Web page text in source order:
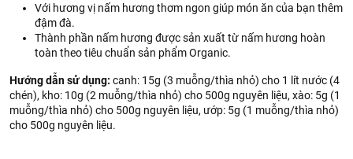
Với hương vị nấm hương thơm ngon giúp món ăn của bạn thêm
đậm đà.
Thành phần nấm hương được sản xuất từ nấm hương hoàn
toàn theo tiêu chuẩn sản phẩm Organic.
Hướng dẫn sử dụng: canh: 15g (3 muỗng/thìa nhỏ) cho 1 lít nước (4
chén), kho: 10g (2 muỗng/thìa nhỏ) cho 500g nguyên liệu, xào: 5g (1
muỗng/thìa nhỏ) cho 500g nguyên liệu, ướp: 5g (1 muỗng/thìa nhỏ)
cho 500g nguyên liệu.